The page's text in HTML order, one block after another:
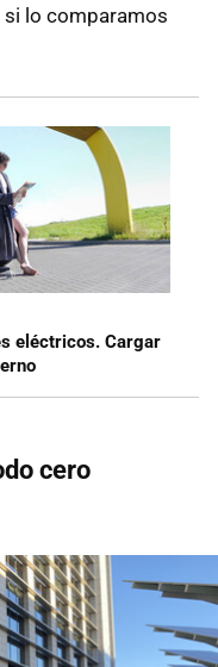
lo comparamos
eléctricos. Cargar
cero